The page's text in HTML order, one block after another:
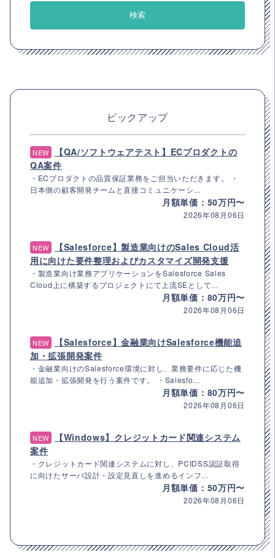
ピックアップ
NEW
【QA/ソフトウェアテスト】ECプロダクトの
QA案件
・ECプロダクトの品質保証業務をご担当いただきます。 ・
日本側の顧客開発チームと直接コミュニケーシ...
月額単価：50万円〜
2026年08月06日
NEW
【Salesforce】製造業向けのSales Cloud活
用に向けた要件整理およびカスタマイズ開発支援
・製造業向け業務アプリケーションをSalesforce Sales
Cloud上に構築するプロジェクトにて上流SEとして...
月額単価：80万円〜
2026年08月06日
NEW
【Salesforce】金融業向けSalesforce機能追
加・拡張開発案件
・金融業向けのSalesforce環境に対し、業務要件に応じた機
能追加・拡張開発を行う案件です。 ・Salesfo...
月額単価：80万円〜
2026年08月06日
NEW
【Windows】クレジットカード関連システム
案件
・クレジットカード関連システムに対し、PCIDSS認証取得
に向けたサーバ設計・設定見直しを進めるインフ...
月額単価：50万円〜
2026年08月06日